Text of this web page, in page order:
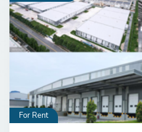
For Rent